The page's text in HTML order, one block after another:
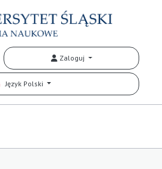
Zaloguj
Język Polski